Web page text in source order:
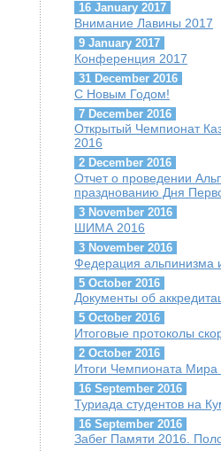
16 January 2017
Внимание Лавины 2017
9 January 2017
Конференция 2017
31 December 2016
С Новым Годом!
7 December 2016
Открытый Чемпионат
2016
2 December 2016
Отчет о проведении
празднованию Дня
3 November 2016
ШИМА 2016
3 November 2016
Федерация альпинизма
5 October 2016
Документы об
5 October 2016
Итоговые протоколы
2 October 2016
Итоги Чемпионата Мира
16 September 2016
Туриада студентов на
16 September 2016
Забег Памяти 2016.